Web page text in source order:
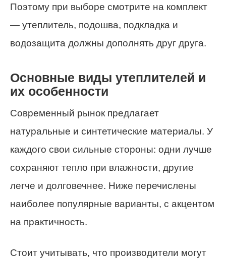
Поэтому при выборе смотрите на комплект
— утеплитель, подошва, подкладка и
водозащита должны дополнять друг друга.
Основные виды утеплителей и
их особенности
Современный рынок предлагает
натуральные и синтетические материалы. У
каждого свои сильные стороны: одни лучше
сохраняют тепло при влажности, другие
легче и долговечнее. Ниже перечислены
наиболее популярные варианты, с акцентом
на практичность.
Стоит учитывать, что производители могут